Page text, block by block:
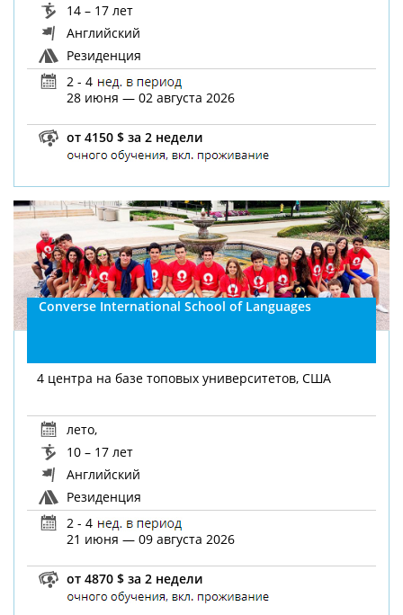
14 – 17 лет
Английский
Резиденция
2 - 4
28 июня — 02 августа 2026
от 4150 $ за 2 недели
Converse International School of Languages
4 центра на базе топовых университетов, США
лето,
10 – 17 лет
Английский
Резиденция
2 - 4
21 июня — 09 августа 2026
от 4870 $ за 2 недели